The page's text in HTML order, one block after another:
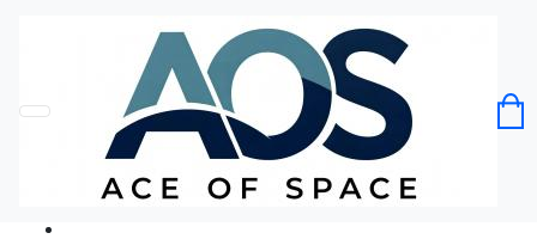
Без категорії
Футболка Лінивець обличчя лінивця
Код товару: Ace5332